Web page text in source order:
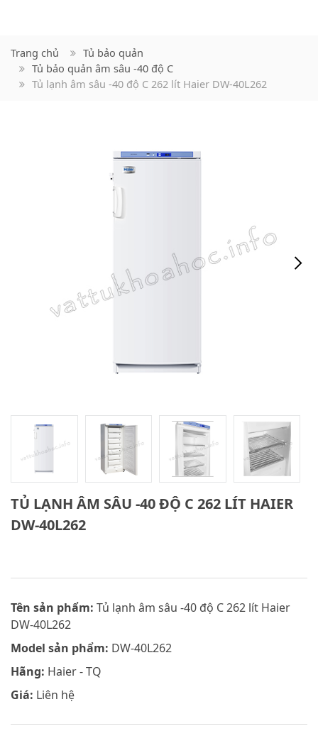
Trang chủ
Tủ bảo quản
Tủ bảo quản âm sâu -40 độ C
Tủ lạnh âm sâu -40 độ C 262 lít Haier DW-40L262
TỦ LẠNH ÂM SÂU -40 ĐỘ C 262 LÍT HAIER
DW-40L262
Tên sản phẩm: Tủ lạnh âm sâu -40 độ C 262 lít Haier
DW-40L262
Model sản phẩm: DW-40L262
Hãng: Haier - TQ
Giá: Liên hệ